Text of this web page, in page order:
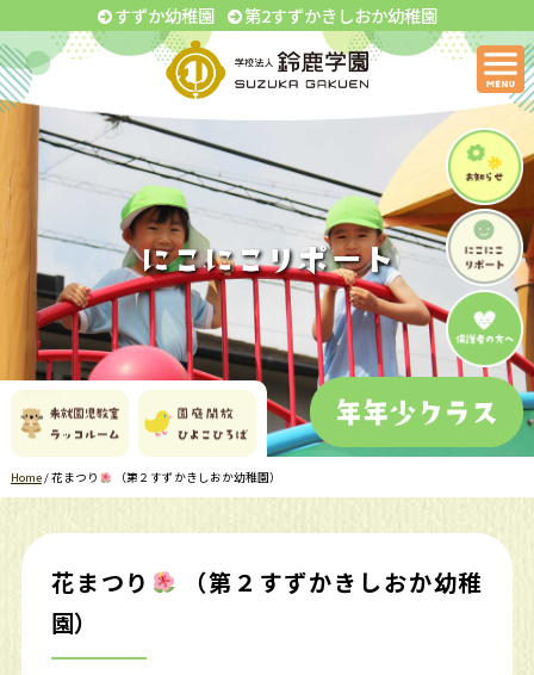
すずか幼稚園 第2すずかきしおか幼稚園
Home/花まつり （第２すずかきしおか幼稚園）
花まつり
（第２すずかきしおか幼稚
園）